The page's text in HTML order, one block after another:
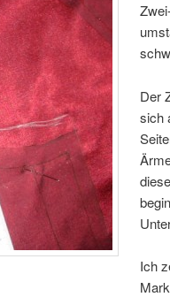
Der
sich
Ich